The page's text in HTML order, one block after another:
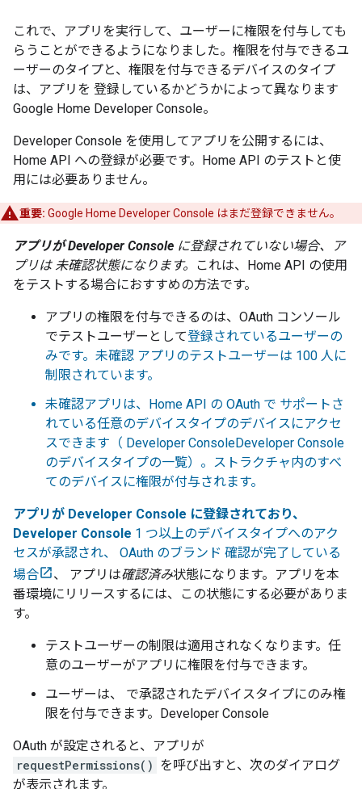
これで、アプリを実行して、ユーザーに権限を付与しても
らうことができるようになりました。権限を付与できるユ
ーザーのタイプと、権限を付与できるデバイスのタイプ
は、アプリを 登録しているかどうかによって異なります
Google Home Developer Console。
Developer Console を使用してアプリを公開するには、
Home API への登録が必要です。Home API のテストと使
用には必要ありません。
重要: Google Home Developer Console はまだ登録できません。
アプリがDeveloper Console に登録されていない場合、ア
プリは 未確認状態になります。
これは、Home API の使用
をテストする場合におすすめの方法です。
アプリの権限を付与できるのは、OAuth コンソール
でテストユーザーとして登録されているユーザーの
みです。未確認 アプリのテストユーザーは 100 人に
制限されています。
未確認アプリは、Home API の OAuth で サポートさ
れている任意のデバイスタイプのデバイスにアクセ
スできます（ Developer ConsoleDeveloper Console
のデバイスタイプの一覧）。ストラクチャ内のすべ
てのデバイスに権限が付与されます。
アプリが Developer Console に登録されており、
Developer Console 1 つ以上のデバイスタイプへのアク
セスが承認され、 OAuth のブランド 確認が完了している
場合
、 アプリは確認済み状態になります。アプリを本
番環境にリリースするには、この状態にする必要がありま
す。
テストユーザーの制限は適用されなくなります。任
意のユーザーがアプリに権限を付与できます。
ユーザーは、 で承認されたデバイスタイプにのみ権
限を付与できます。 Developer Console
OAuth が設定されると、アプリが
requestPermissions() を呼び出すと、次のダイアログ
が表示されます。